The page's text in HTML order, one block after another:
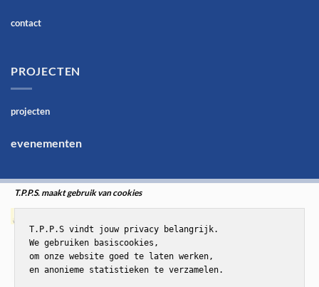
contact
PROJECTEN
projecten
evenementen
T.P.P.S. maakt gebruik van cookies
T.P.P.S vindt jouw privacy belangrijk.
We gebruiken basiscookies,
om onze website goed te laten werken,
en anonieme statistieken te verzamelen.